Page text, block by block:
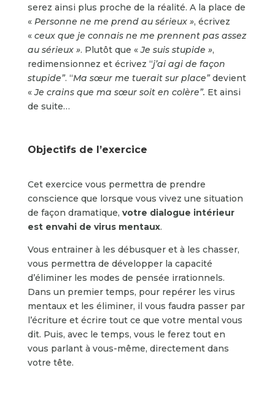
serez ainsi plus proche de la réalité. A la place de
« Personne ne me prend au sérieux », écrivez
« ceux que je connais ne me prennent pas assez
au sérieux ». Plutôt que «Je suis stupide »,
redimensionnez et écrivez “j’ai agi de façon
stupide”. “Ma sœur me tuerait sur place”devient
«Je crains que ma sœur soit en colère”. Et ainsi
de suite…
Objectifs de l’exercice
Cet exercice vous permettra de prendre
conscience que lorsque vous vivez une situation
de façon dramatique, votre dialogue intérieur
est envahi de virus mentaux.
Vous entrainer à les débusquer et à les chasser,
vous permettra de développer la capacité
d’éliminer les modes de pensée irrationnels.
Dans un premier temps, pour repérer les virus
mentaux et les éliminer, il vous faudra passer par
l’écriture et écrire tout ce que votre mental vous
dit. Puis, avec le temps, vous le ferez tout en
vous parlant à vous-même, directement dans
votre tête.